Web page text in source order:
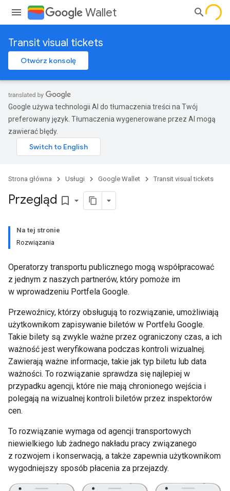
Wallet
Transit visual tickets
Otwórz konsolę
Google używa technologii AI do tłumaczenia treści na Twój
preferowany język. Tłumaczenia wygenerowane przez AI mogą
zawierać błędy.
Strona główna Usługi Google Wallet Transit visual tickets
Przegląd bookmark_border
Na tej stronie
Rozwiązania
Operatorzy transportu publicznego mogą współpracować
z jednym z naszych partnerów, który pomoże im
w wprowadzeniu Portfela Google.
Przewoźnicy, którzy obsługują to rozwiązanie, umożliwiają
użytkownikom zapisywanie biletów w Portfelu Google.
Takie bilety są zwykle ważne przez ograniczony czas, a ich
ważność jest weryfikowana podczas kontroli wizualnej.
Zawierają ważne informacje, takie jak typ biletu lub data
ważności. To rozwiązanie sprawdza się najlepiej w
przypadku agencji, które nie mają chronionego wejścia i
polegają na wizualnej kontroli biletów przez inspektorów
cen.
To rozwiązanie wymaga od agencji transportowych
niewielkiego lub żadnego nakładu pracy związanego
z rozwojem i konserwacją, a także zapewnia użytkownikom
wygodniejszy sposób płacenia za przejazdy.